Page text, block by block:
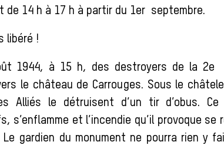
de 14 h à 17 h à partir du 1er septembre.
libéré !
1944, à 15 h, des destroyers de la 2e
le château de Carrouges. Sous le
Alliés le détruisent d’un tir d’obus.
s’enflamme et l’incendie qu’il provoque
gardien du monument ne pourra rien y